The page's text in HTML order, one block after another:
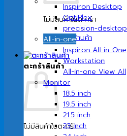
ไม่มีสินค้าในตะกร้า
กลับสู่หน้าร้านค้า
ตะกร้าสินค้า
ไม่มีสินค้าในตะกร้า
Inspiron Desktop
OptiPlex
precision-desktop
All-in-one
Inspiron All-in-One
Workstation
All-in-one View All
Monitor
18.5 inch
19.5 inch
21.5 inch
23 inch